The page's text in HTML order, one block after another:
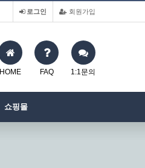
회원가입
로그인
HOME FAQ 1:1문의
쇼핑몰